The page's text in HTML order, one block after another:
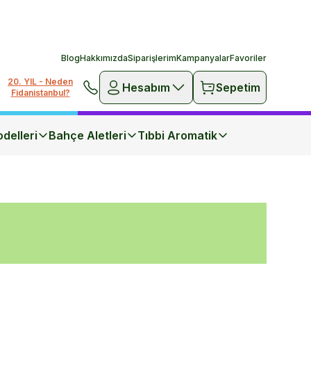
BlogHakkımızdaSiparişlerimKampanyalarFavoriler
20. YIL - Neden
Fidanistanbul?
Hesabım Sepetim
Bahçe Aletleri Tıbbi Aromatik